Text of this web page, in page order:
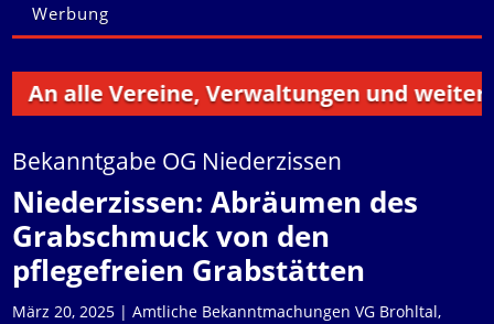
Werbung
An alle Vereine, Verwaltungen und
Bekanntgabe OG Niederzissen
Niederzissen: Abräumen des
Grabschmuck von den
pflegefreien Grabstätten
März 20, 2025 | Amtliche Bekanntmachungen VG Brohltal,